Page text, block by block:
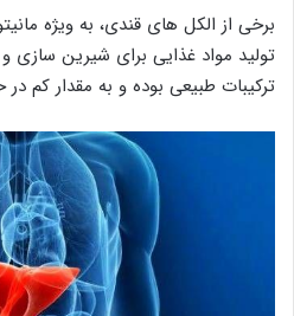
برخی از الکل های قندی، به ویژه
تولید مواد غذایی برای شیرین سازی و
ترکیبات طبیعی بوده و به مقدار کم